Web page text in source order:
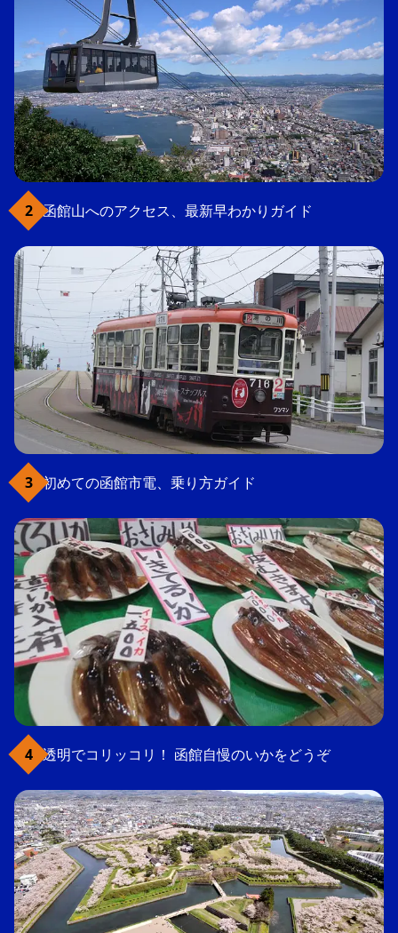
函館山へのアクセス、最新早わかりガイド
初めての函館市電、乗り方ガイド
透明でコリッコリ！ 函館自慢のいかをどうぞ